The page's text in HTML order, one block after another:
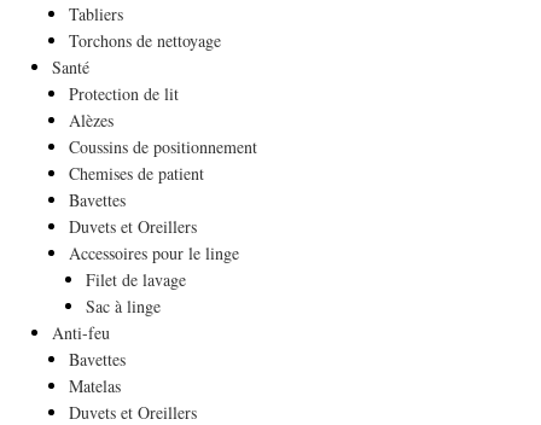
Tabliers
Torchons de nettoyage
Santé
Protection de lit
Alèzes
Coussins de positionnement
Chemises de patient
Bavettes
Duvets et Oreillers
Accessoires pour le linge
Filet de lavage
Sac à linge
Anti-feu
Bavettes
Matelas
Duvets et Oreillers